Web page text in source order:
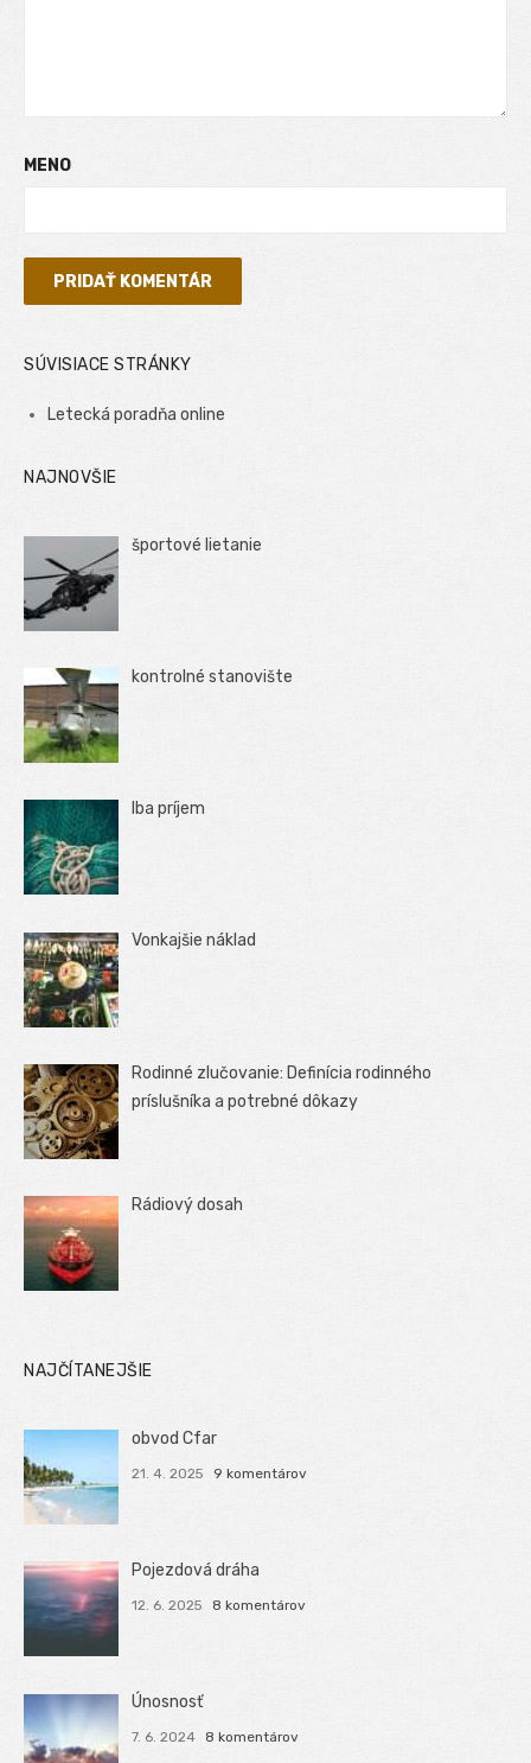
MENO
SÚVISIACE STRÁNKY
Letecká poradňa online
NAJNOVŠIE
športové lietanie
kontrolné stanovište
Iba príjem
Vonkajšie náklad
Rodinné zlučovanie: Definícia rodinného
príslušníka a potrebné dôkazy
Rádiový dosah
NAJČÍTANEJŠIE
obvod Cfar
21. 4. 2025 9 komentárov
Pojezdová dráha
12. 6. 2025 8 komentárov
Únosnosť
7. 6. 2024 8 komentárov